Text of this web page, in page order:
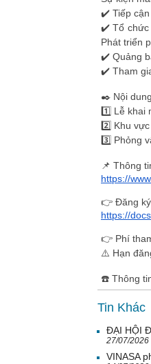
✔️ Tiếp cận
✔️ Tổ chức
Phát triển
✔️ Quảng
✔️ Tham
✒️ Nội
1️⃣ Lễ khai
2️⃣ Khu
3️⃣ Phỏng
📌 Thông
https://
👉 Đăng
https://
👉 Phí
⚠️ Hạn
☎️ Thông
Tin Khác
ĐẠI HỘI
27/07/2026
VINASA